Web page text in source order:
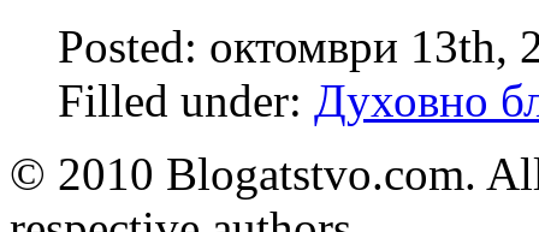
Posted: октомври 13th,
Filled under: Духовно
© 2010 Blogatstvo.com.